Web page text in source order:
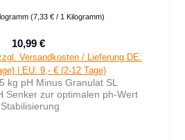
(7,33 € / 1 Kilogramm)
Verkaufspreis:
10,99 €
Versandkosten / Lieferung DE:
| EU: 9,- € (2-12 Tage)
kg pH Minus Granulat SL
Senker zur optimalen ph-Wert
Stabilisierung